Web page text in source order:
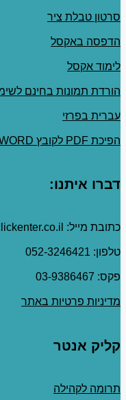
סרטון טבלת ציר
הדפסה באקסל
לימוד אקסל
הורדת תמונות בחינם
עברית בפרזי
הפיכת PDF לקובץ WORD
דברו איתנו:
כתובת מייל: hadracha@clickenter.co.il
טלפון: 052-3246421
פקס: 03-9386467
מדיניות פרטיות באתר
קליק אנטר
תרומה לקהילה